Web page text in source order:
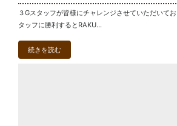
３Gスタッフが皆様にチャレンジさせていただいて
タッフに勝利するとRAKU...
続きを読む